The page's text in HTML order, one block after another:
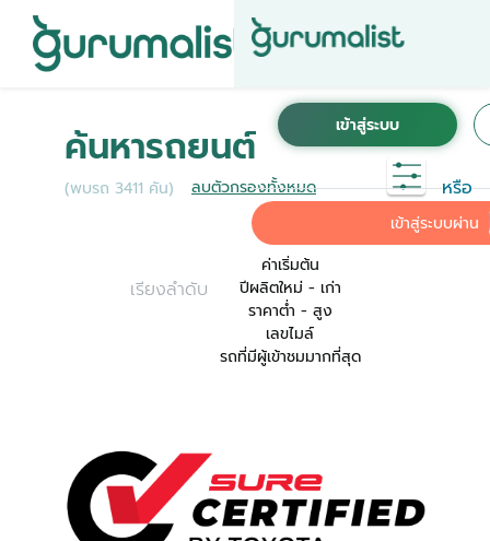
หรือ
เข้าสู่ระบบผ่าน
ค้นหารถยนต์
(พบรถ 3411 คัน) ลบตัวกรองทั้งหมด
เรียงลำดับ
ค่าเริ่มต้น
ปีผลิตใหม่ - เก่า
ราคาต่ำ - สูง
เลขไมล์
รถที่มีผู้เข้าชมมากที่สุด
เพื่อการใช้งานที่สะดวกที่สุด ระบบจะทำการเชื่อม
ต่อบัญชีการใช้งาน KINTO ของคุณเข้ากับ
Gurumalist